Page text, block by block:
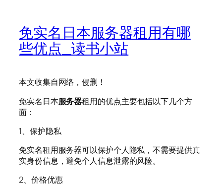
免实名日本服务器租用有哪
些优点_读书小站
本文收集自网络，侵删！
免实名日本服务器租用的优点主要包括以下几个方
面：
1、保护隐私
免实名租用服务器可以保护个人隐私，不需要提供真
实身份信息，避免个人信息泄露的风险。
2、价格优惠